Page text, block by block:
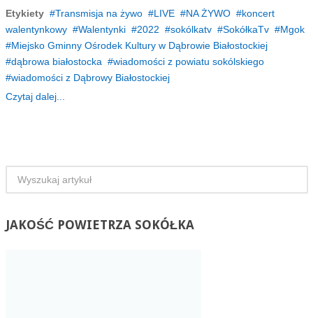
Etykiety Transmisja na żywo LIVE NA ŻYWO
koncert
walentynkowy
Walentynki 2022 sokólkatv SokółkaTv
Mgok
Miejsko Gminny Ośrodek Kultury w Dąbrowie Białostockiej
dąbrowa białostocka
wiadomości z powiatu sokólskiego
wiadomości z Dąbrowy Białostockiej
Czytaj dalej...
JAKOŚĆPOWIETRZA SOKÓŁKA